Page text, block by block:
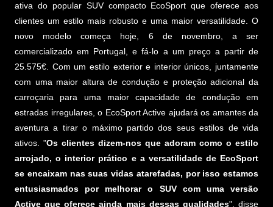
ativa do popular SUV compacto EcoSport que oferece aos
clientes um estilo mais robusto e uma maior versatilidade. O
novo modelo começa hoje, 6 de novembro, a ser
comercializado em Portugal, e fá-lo a um preço a partir de
25.575€. Com um estilo exterior e interior únicos, juntamente
com uma maior altura de condução e proteção adicional da
carroçaria para uma maior capacidade de condução em
estradas irregulares, o EcoSport Active ajudará os amantes da
aventura a tirar o máximo partido dos seus estilos de vida
ativos. "Os clientes dizem-nos que adoram como o estilo
arrojado, o interior prático e a versatilidade de EcoSport
se encaixam nas suas vidas atarefadas, por isso estamos
entusiasmados por melhorar o SUV com uma versão
Active que oferece ainda mais dessas qualidades", disse